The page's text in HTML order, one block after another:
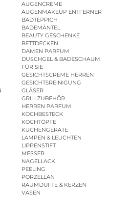
AUGENCREME
AUGENMAKEUP ENTFERNER
BADTEPPICH
BADEMÄNTEL
BEAUTY GESCHENKE
BETTDECKEN
DAMEN PARFUM
DUSCHGEL & BADESCHAUM
FÜR SIE
GESICHTSCREME HERREN
GESICHTSREINIGUNG
GLÄSER
GRILLZUBEHÖR
HERREN PARFUM
KOCHBESTECK
KOCHTÖPFE
KÜCHENGERÄTE
LAMPEN & LEUCHTEN
LIPPENSTIFT
MESSER
NAGELLACK
PEELING
PORZELLAN
RAUMDÜFTE & KERZEN
VASEN